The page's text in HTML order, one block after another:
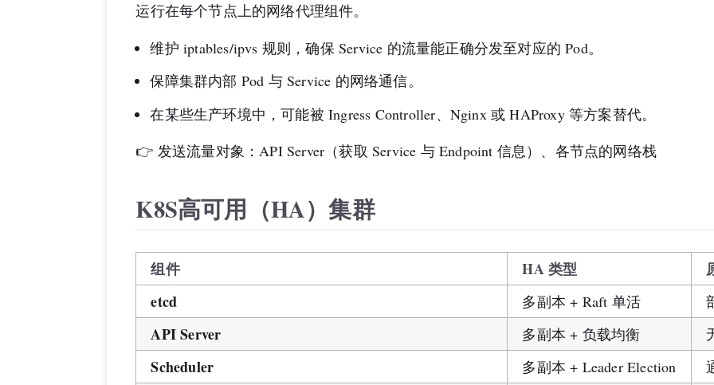
运行在每个节点上的网络代理组件。
维护 iptables/ipvs 规则，确保 Service 的流量能正确分发至对应的 Pod。
保障集群内部 Pod 与 Service 的网络通信。
在某些生产环境中，可能被 Ingress Controller、Nginx 或 HAProxy 等方案替代。
👉 发送流量对象：API Server（获取 Service 与 Endpoint 信息）、各节点的网络栈
K8S高可用（HA）集群
组件 HA 类型
etcd
多副本 + Raft 单活
API Server 多副本 + 负载均衡
Scheduler 多副本 + Leader Election